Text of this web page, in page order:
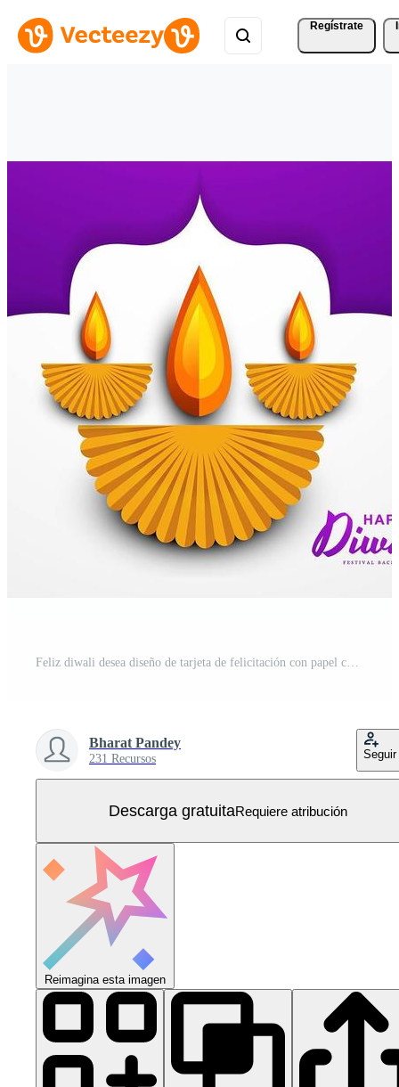
Regístrate
Feliz diwali desea diseño de tarjeta de felicitación con papel cortado diya fondo Vector Gratis
Bharat Pandey
231 Recursos Seguir
Descarga gratuitaRequiere atribución
Reimagina esta imagen